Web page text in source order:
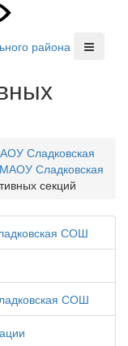
Сладковская
Сладковская
секций
СОШ
СОШ